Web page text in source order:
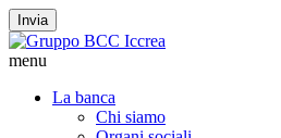
Invia
menu
La banca
Chi siamo